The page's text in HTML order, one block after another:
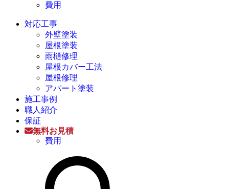
費用
対応工事
外壁塗装
屋根塗装
雨樋修理
屋根カバー工法
屋根修理
アパート塗装
施工事例
職人紹介
保証
無料お見積
費用